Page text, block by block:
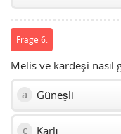
Frage 6:
Melis ve kardeşi nasıl
a Güneşli
c Karlı